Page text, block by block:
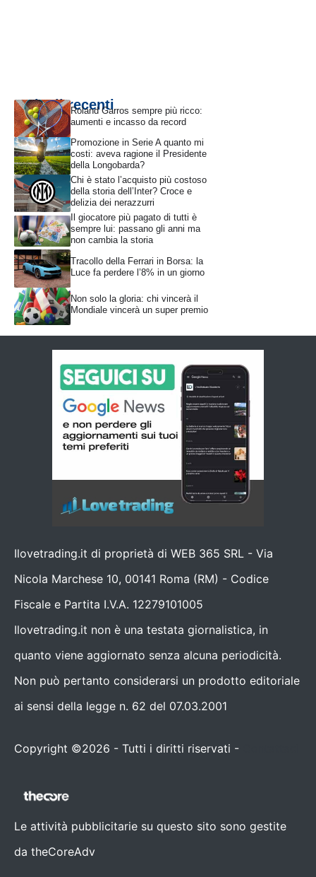
Articoli recentiRoland Garros sempre più ricco:
aumenti e incasso da record
Promozione in Serie A quanto mi
costi: aveva ragione il Presidente
della Longobarda?
Chi è stato l’acquisto più costoso
della storia dell’Inter? Croce e
delizia dei nerazzurri
Il giocatore più pagato di tutti è
sempre lui: passano gli anni ma
non cambia la storia
Tracollo della Ferrari in Borsa: la
Luce fa perdere l’8% in un giorno
Non solo la gloria: chi vincerà il
Mondiale vincerà un super premio
Ilovetrading.it di proprietà di WEB 365 SRL - Via
Nicola Marchese 10, 00141 Roma (RM) - Codice
Fiscale e Partita I.V.A. 12279101005
Ilovetrading.it non è una testata giornalistica, in
quanto viene aggiornato senza alcuna periodicità.
Non può pertanto considerarsi un prodotto editoriale
ai sensi della legge n. 62 del 07.03.2001
Copyright ©2026 - Tutti i diritti riservati -
Le attività pubblicitarie su questo sito sono gestite
da theCoreAdv